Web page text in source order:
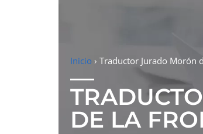
Inicio › Traductor Jurado Morón
DE LA